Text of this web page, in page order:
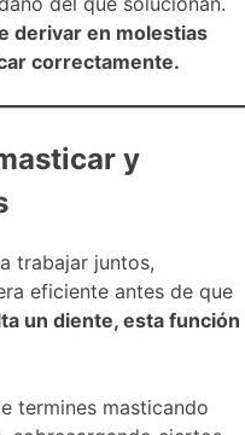
derivar en molestias
correctamente.
y
trabajar juntos,
eficiente antes de que
un diente, esta función
termines masticando